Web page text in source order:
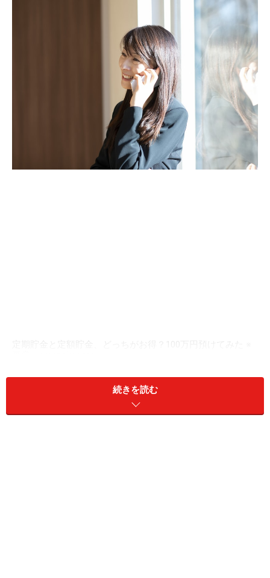
定期貯金は、あらかじめ決めた期間、資金を動かさない
続きを読む